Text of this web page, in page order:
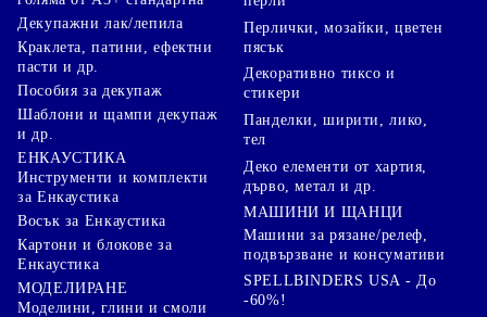
Декупажни лак/лепила
Краклета, патини, ефектни
пасти и др.
Пособия за декупаж
Шаблони и щампи декупаж
и др.
ЕНКАУСТИКА
Инструменти и комплекти
за Енкаустика
Восък за Енкаустика
Картони и блокове за
Енкаустика
МОДЕЛИРАНЕ
Моделини, глини и смоли
Перлички, мозайки, цветен
пясък
Декоративно тиксо и
стикери
Панделки, ширити, лико,
тел
Деко елементи от хартия,
дърво, метал и др.
МАШИНИ И ЩАНЦИ
Машини за рязане/релеф,
подвързване и консумативи
SPELLBINDERS USA - До
-60%!